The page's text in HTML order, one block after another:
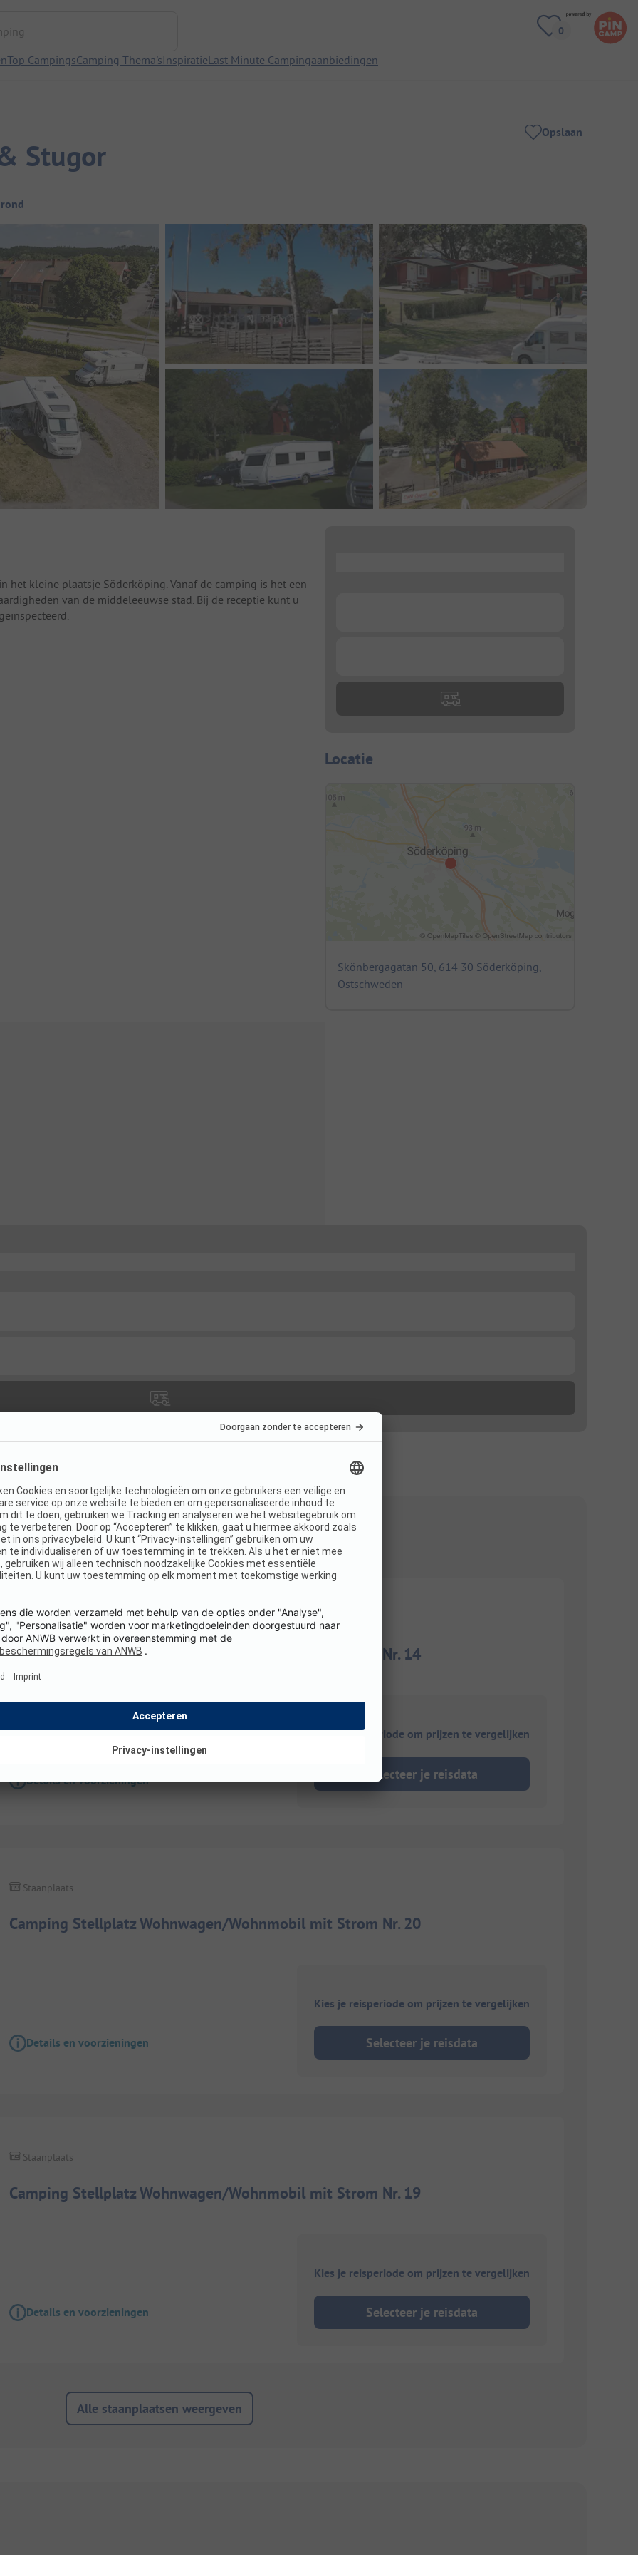
Top CampingsCamping Thema'sInspiratieLast Minute Campingaanbiedingen
Stugor
Opslaan
kleine plaatsje Söderköping. Vanaf de camping is het een
van de middeleeuwse stad. Bij de receptie kunt u
Locatie
Skönbergagatan 50, 614 30 Söderköping,
Ostschweden
(12)
Camping Stellplatz Wohnwagen/Wohnmobil mit Strom Nr. 14
Staanplaats
Details en voorzieningen
Kies je reisperiode om prijzen te vergelijken
Selecteer je reisdata
Camping Stellplatz Wohnwagen/Wohnmobil mit Strom Nr. 20
Staanplaats
Details en voorzieningen
Kies je reisperiode om prijzen te vergelijken
Selecteer je reisdata
Camping Stellplatz Wohnwagen/Wohnmobil mit Strom Nr. 19
Staanplaats
Details en voorzieningen
Kies je reisperiode om prijzen te vergelijken
Selecteer je reisdata
Alle staanplaatsen weergeven